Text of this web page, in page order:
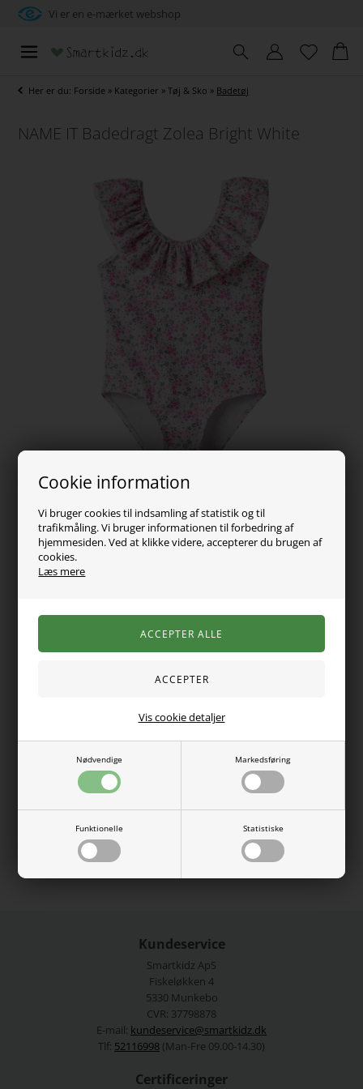
Cookie information
Vi bruger cookies til indsamling af statistik og til
trafikmåling. Vi bruger informationen til forbedring af
hjemmesiden. Ved at klikke videre, accepterer du brugen af
cookies.
Læs mere
Nødvendige Markedsføring
Funktionelle Statistiske
Vis cookie detaljer
Vi er en e-mærket webshop
Her er du: Forside » Kategorier »Tøj & Sko » Badetøj
NAME IT Badedragt Zolea Bright White
199,00
stilfulde badedragt, der giver dit barn et trendy look. Den er
gennemsigtigt. Badedragten har fine flæsedetaljer og et
gentaget print over hele stoffet, hvilket giver et sjovt og
farverigt sommerudtryk.
Name It
13253316-4947004
Kundeservice
Smartkidz ApS
Fiskeløkken 4
5330 Munkebo
CVR: 37798878
E-mail: kundeservice@smartkidz.dk
Tlf: 52116998 (Man-Fre 09.00-14.30)
Certificeringer